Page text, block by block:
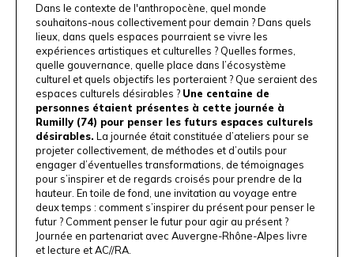
Dans le contexte de l'anthropocène, quel monde
souhaitons-nous collectivement pour demain ? Dans quels
lieux, dans quels espaces pourraient se vivre les
expériences artistiques et culturelles ? Quelles formes,
quelle gouvernance, quelle place dans l’écosystème
culturel et quels objectifs les porteraient ? Que seraient des
espaces culturels désirables ? Une centaine de
personnes étaient présentes à cette journée à
Rumilly (74) pour penser les futurs espaces culturels
désirables. La journée était constituée d’ateliers pour se
projeter collectivement, de méthodes et d’outils pour
engager d’éventuelles transformations, de témoignages
pour s’inspirer et de regards croisés pour prendre de la
hauteur. En toile de fond, une invitation au voyage entre
deux temps : comment s’inspirer du présent pour penser le
futur ? Comment penser le futur pour agir au présent ?
Journée en partenariat avec Auvergne-Rhône-Alpes livre
et lecture etAC//RA